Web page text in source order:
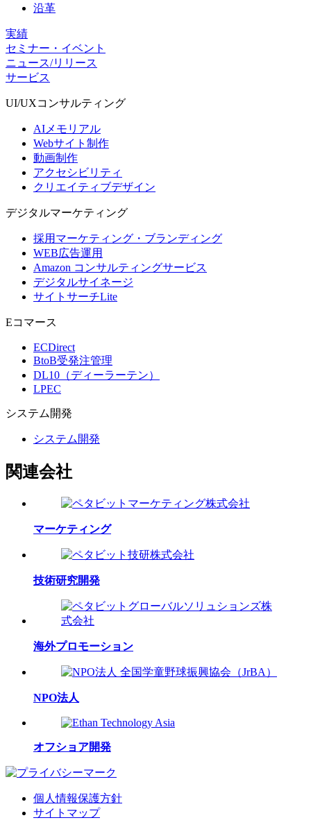
沿革
実績
セミナー・イベント
ニュース/リリース
サービス
UI/UXコンサルティング
AIメモリアル
Webサイト制作
動画制作
アクセシビリティ
クリエイティブデザイン
デジタルマーケティング
採用マーケティング・ブランディング
WEB広告運用
Amazon コンサルティングサービス
デジタルサイネージ
サイトサーチLite
Eコマース
ECDirect
BtoB受発注管理
DL10（ディーラーテン）
LPEC
システム 開発
システム開発
関連会社
マーケティング
技術研究開発
海外プロモーション
NPO法人
オフショア開発
個人情報保護方針
サイトマップ